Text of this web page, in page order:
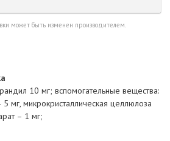
может быть изменен производителем.
10 мг; вспомогательные вещества:
мг, микрокристаллическая целлюлоза
– 1 мг;